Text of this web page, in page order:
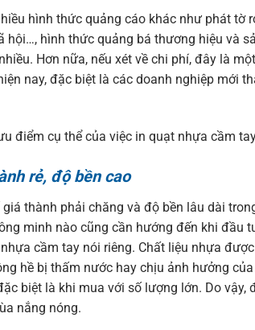
hình thức quảng cáo khác như phát tờ
hội…, hình thức quảng bá thương hiệu và
Hơn nữa, nếu xét về chi phí, đây là
nay, đặc biệt là các doanh nghiệp mới
điểm cụ thể của việc in quạt nhựa cầm
rẻ, độ bền cao
giá thành phải chăng và độ bền lâu dài
minh nào cũng cần hướng đến khi đầu
cầm tay nói riêng. Chất liệu nhựa
hề bị thấm nước hay chịu ảnh hưởng
biệt là khi mua với số lượng lớn. Do
nắng nóng.